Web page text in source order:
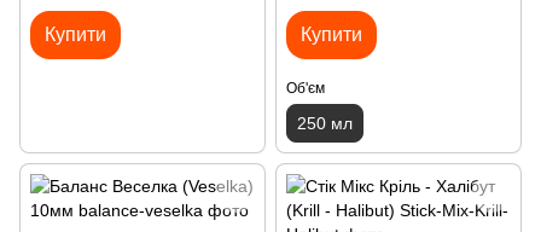
Купити Купити
Об'єм
250 мл